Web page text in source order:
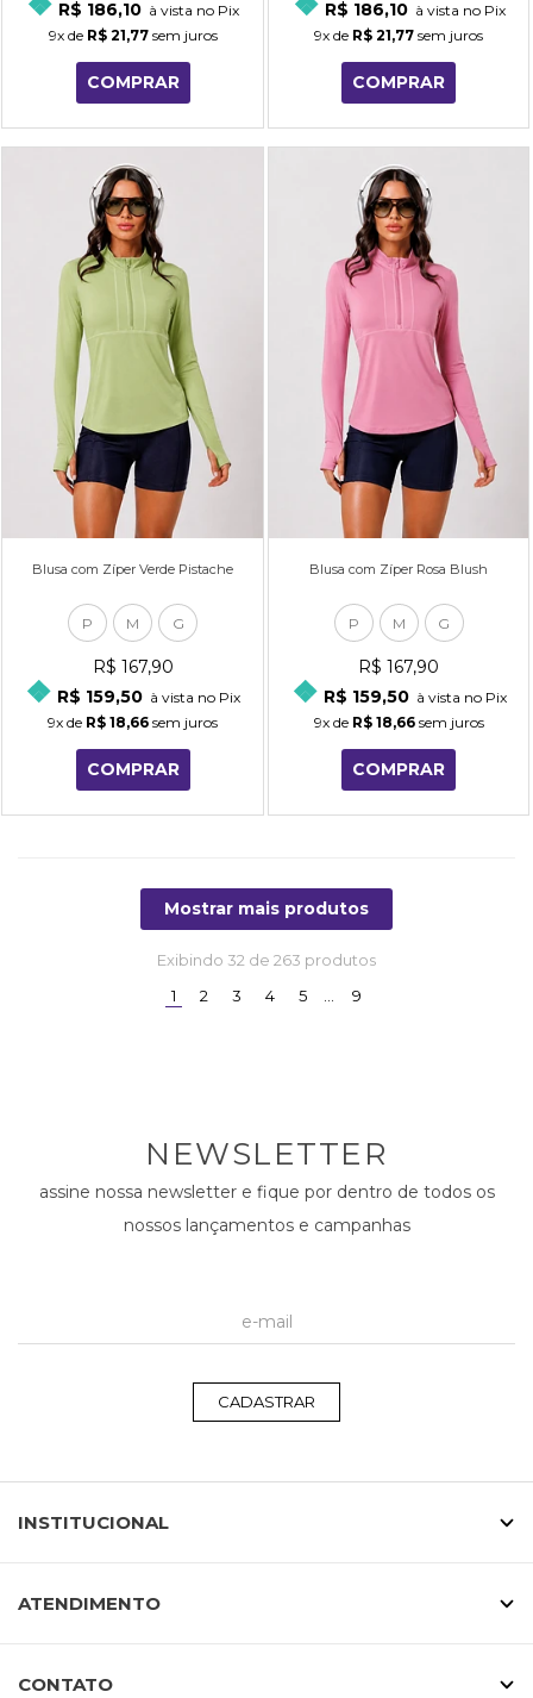
R$ 186,10 à vista no Pix
9xde R$ 21,77sem juros
COMPRAR
R$ 186,10 à vista no Pix
9x de R$ 21,77 sem juros
COMPRAR
Blusa com Zíper Verde Pistache
P M G
R$ 167,90
R$ 159,50 à vista no Pix
9x de R$ 18,66 sem juros
COMPRAR
Blusa com Zíper Rosa Blush
P M G
R$ 167,90
R$ 159,50 à vista no Pix
9xde R$ 18,66sem juros
COMPRAR
Mostrar mais produtos
Exibindo 32 de 263 produtos
1 (current)
2 3 4 5 9
NEWSLETTER
assine nossa newsletter e fique por dentro de todos os
nossos lançamentos e campanhas
CADASTRAR
INSTITUCIONAL
ATENDIMENTO
CONTATO